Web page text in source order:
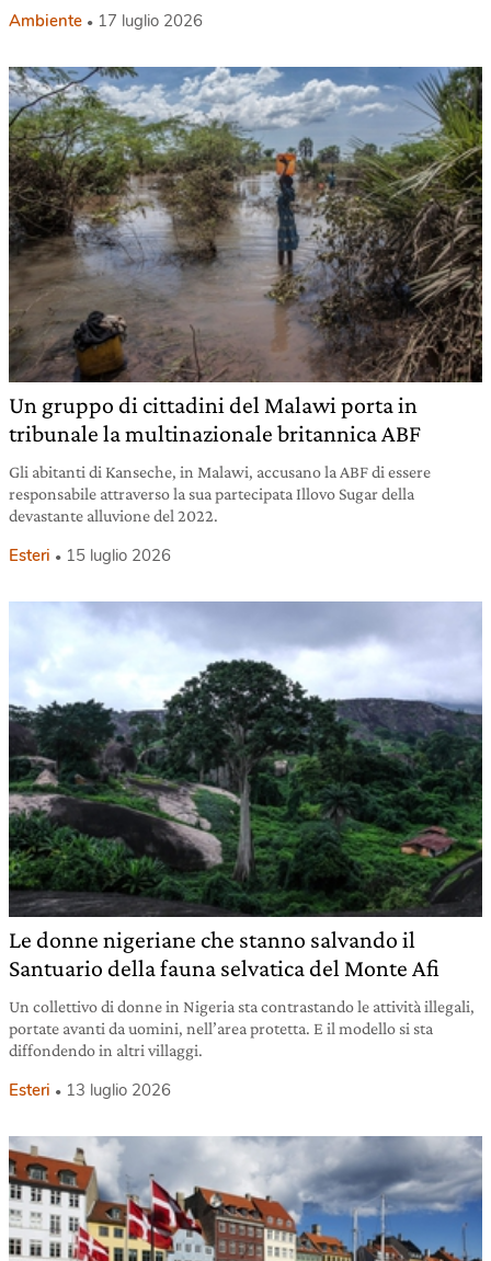
Ambiente 17 luglio 2026
Un gruppo di cittadini del Malawi porta in
tribunale la multinazionale britannica ABF
Gli abitanti di Kanseche, in Malawi, accusano la ABF di essere
responsabile attraverso la sua partecipata Illovo Sugar della
devastante alluvione del 2022.
Esteri 15 luglio 2026
Le donne nigeriane che stanno salvando il
Santuario della fauna selvatica del Monte Afi
Un collettivo di donne in Nigeria sta contrastando le attività illegali,
portate avanti da uomini, nell’area protetta. E il modello si sta
diffondendo in altri villaggi.
Esteri 13 luglio 2026